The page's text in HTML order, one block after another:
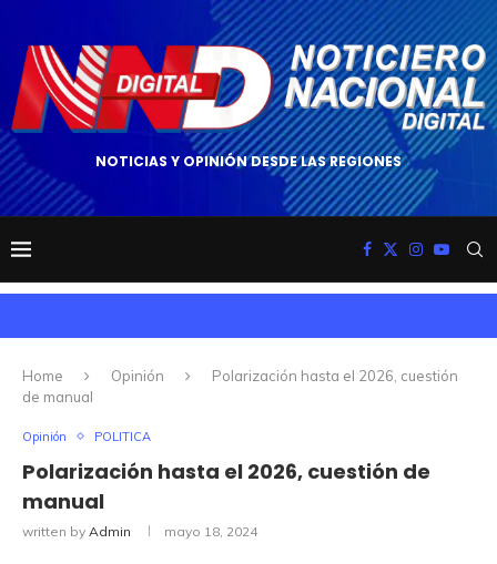
NOTICIAS Y OPINIÓN DESDE LAS REGIONES
Home Opinión
Polarización hasta el 2026, cuestión
de manual
Opinión POLITICA
Polarización hasta el 2026, cuestión de
manual
written by Admin mayo 18, 2024